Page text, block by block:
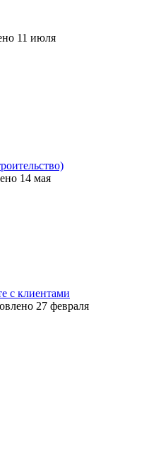
11 июля
14 мая
с клиентами
27 февраля